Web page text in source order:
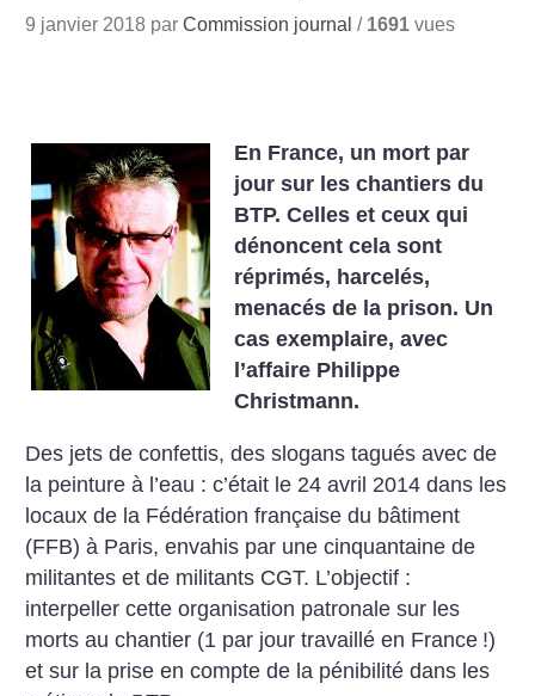
9 janvier 2018 parCommission journal / 1691 vues
En France, un mort par
jour sur les chantiers du
BTP. Celles et ceux qui
dénoncent cela sont
réprimés, harcelés,
menacés de la prison. Un
cas exemplaire, avec
l’affaire Philippe
Christmann.
Des jets de confettis, des slogans tagués avec de
la peinture à l’eau : c’était le 24 avril 2014 dans les
locaux de la Fédération française du bâtiment
(FFB) à Paris, envahis par une cinquantaine de
militantes et de militants CGT. L’objectif :
interpeller cette organisation patronale sur les
morts au chantier (1 par jour travaillé en France !)
et sur la prise en compte de la pénibilité dans les